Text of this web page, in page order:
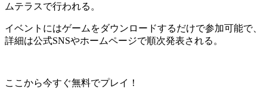
ムテラスで行われる。
イベントにはゲームをダウンロードするだけで参加可能で、
詳細は公式SNSやホームページで順次発表される。
ここから今すぐ無料でプレイ！